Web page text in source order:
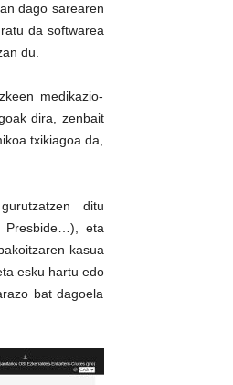
dago sarearen
da softwarea
du.
medikazio-
dira, zenbait
txikiagoa da,
ditu
Presbide…), eta
kasua
esku hartu edo
bat dagoela